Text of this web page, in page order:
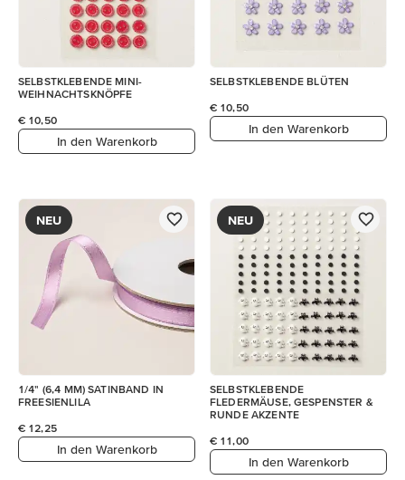
SELBSTKLEBENDE MINI-
WEIHNACHTSKNÖPFE
€ 10,50
In den Warenkorb
SELBSTKLEBENDE BLÜTEN
€ 10,50
In den Warenkorb
NEU
1/4" (6,4 MM) SATINBAND IN
FREESIENLILA
€ 12,25
In den Warenkorb
NEU
SELBSTKLEBENDE
FLEDERMÄUSE, GESPENSTER &
RUNDE AKZENTE
€ 11,00
In den Warenkorb